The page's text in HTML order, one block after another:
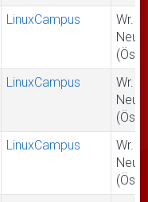
LinuxCampus
Wr.
LinuxCampus
Wr.
LinuxCampus
Wr.